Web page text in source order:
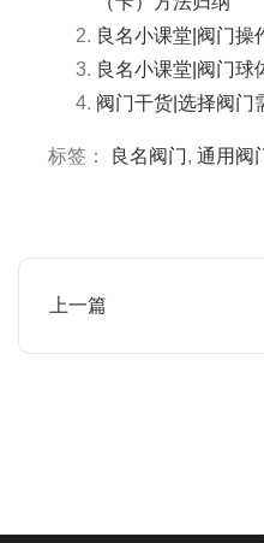
良名小课堂|阀门操
良名小课堂|阀门球
阀门干货|选择阀门
标签： 良名阀门, 通用阀
上一篇